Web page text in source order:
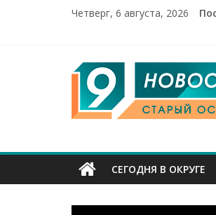
Четверг, 6 августа, 2026
9
Канал
Старый
Оскол
СЕГОДНЯ В ОКРУГЕ